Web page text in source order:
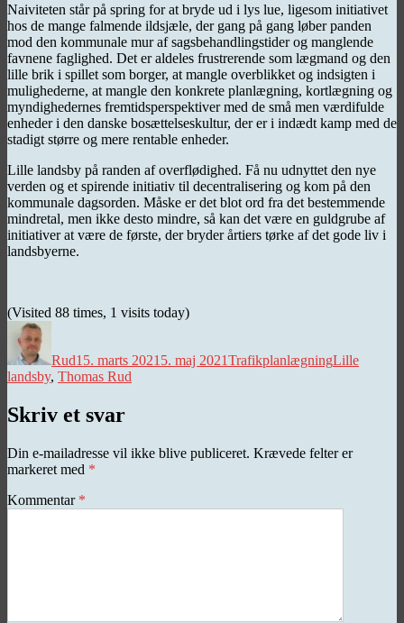
Naiviteten står på spring for at bryde ud i lys lue, ligesom initiativet
hos de mange falmende ildsjæle, der gang på gang løber panden
mod den kommunale mur af sagsbehandlingstider og manglende
favnene faglighed. Det er aldeles frustrerende som lægmand og den
lille brik i spillet som borger, at mangle overblikket og indsigten i
mulighederne, at mangle den konkrete planlægning, kortlægning og
myndighedernes fremtidsperspektiver med de små men værdifulde
enheder i den danske bosættelseskultur, der er i indædt kamp med de
stadigt større og mere rentable enheder.
Lille landsby på randen af overflødighed. Få nu udnyttet den nye
verden og et spirende initiativ til decentralisering og kom på den
kommunale dagsorden. Måske er det blot ord fra det bestemmende
mindretal, men ikke desto mindre, så kan det være en guldgrube af
initiativer at være de første, der bryder årtiers tørke af det gode liv i
landsbyerne.
(Visited 88 times, 1 visits today)
Rud15. marts 2021 5. maj 2021TrafikplanlægningLille
landsby, Thomas Rud
Skriv et svar
Din e-mailadresse vil ikke blive publiceret. Krævede felter er
markeret med *
Kommentar *